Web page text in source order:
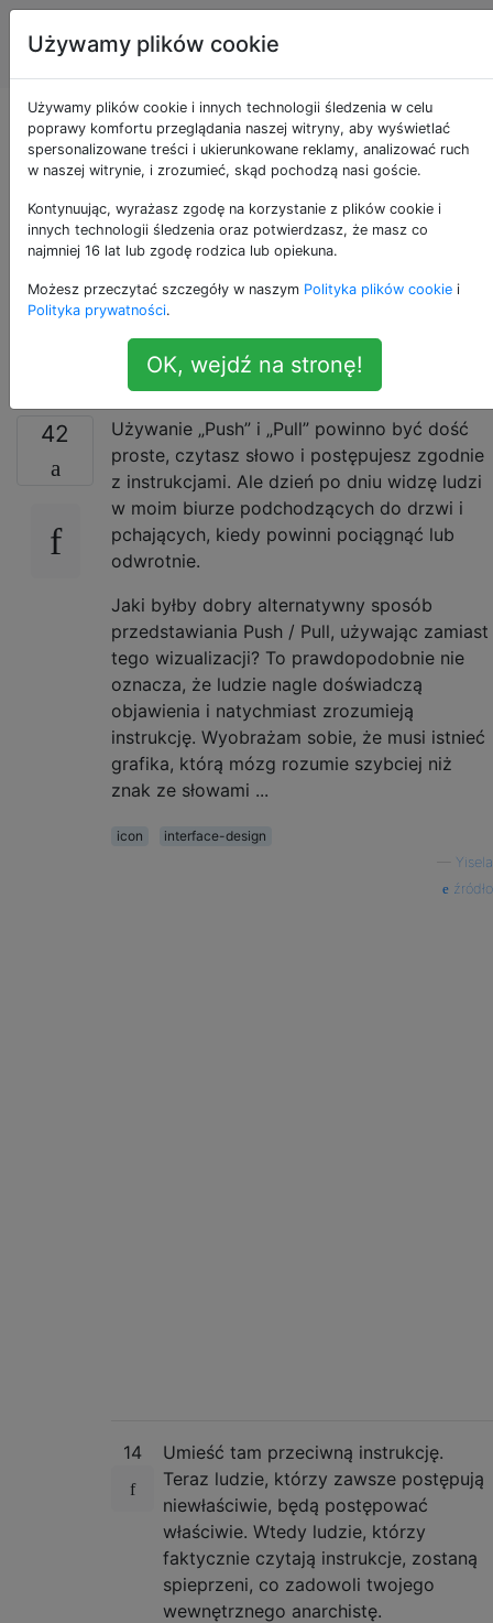
Projekt
graficzny
Dobre alternatywy
wizualne
przedstawiające
znaki Push i Pull na
drzwiach?
42
Używanie „Push” i „Pull” powinno być dość
proste, czytasz słowo i postępujesz zgodnie
z instrukcjami. Ale dzień po dniu widzę ludzi
w moim biurze podchodzących do drzwi i
pchających, kiedy powinni pociągnąć lub
odwrotnie.
Jaki byłby dobry alternatywny sposób
przedstawiania Push / Pull, używając zamiast
tego wizualizacji? To prawdopodobnie nie
oznacza, że ​​ludzie nagle doświadczą
objawienia i natychmiast zrozumieją
instrukcję. Wyobrażam sobie, że musi istnieć
grafika, którą mózg rozumie szybciej niż
znak ze słowami ...
icon
interface-design
Yisela
źródło
14
Umieść tam przeciwną instrukcję.
Teraz ludzie, którzy zawsze postępują
niewłaściwie, będą postępować
właściwie. Wtedy ludzie, którzy
faktycznie czytają instrukcje, zostaną
spieprzeni, co zadowoli twojego
wewnętrznego anarchistę.
Używamy plików cookie
Używamy plików cookie i innych technologii śledzenia w celu
poprawy komfortu przeglądania naszej witryny, aby wyświetlać
spersonalizowane treści i ukierunkowane reklamy, analizować ruch
w naszej witrynie, i zrozumieć, skąd pochodzą nasi goście.
Kontynuując, wyrażasz zgodę na korzystanie z plików cookie i
innych technologii śledzenia oraz potwierdzasz, że masz co
najmniej 16 lat lub zgodę rodzica lub opiekuna.
Możesz przeczytać szczegóły w naszym Polityka plików cookie i
Polityka prywatności.
OK, wejdź na stronę!